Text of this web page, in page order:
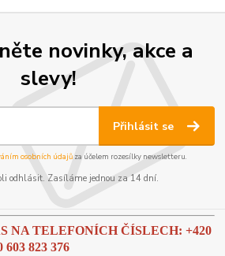
novinky, akce a
slevy!
Přihlásit se
osobních údajůza účelem rozesílky newsletteru.
odhlásit. Zasíláme jednou za 14 dní.
NA TELEFONÍCH ČÍSLECH: +420
603 823 376